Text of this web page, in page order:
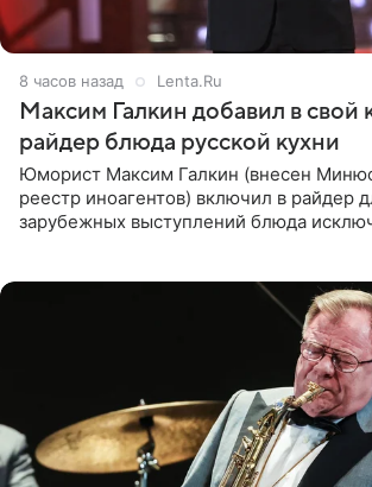
8 часов назад Lenta.Ru
Максим Галкин добавил в свой
райдер блюда русской кухни
Юморист Максим Галкин (внесен
реестр иноагентов) включил в райдер
зарубежных выступлений блюда